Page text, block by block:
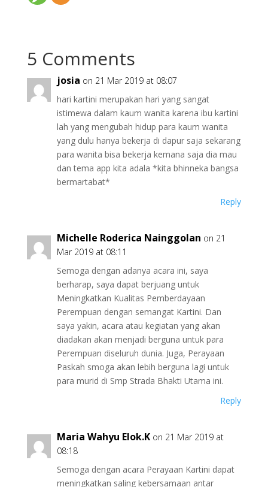
5 Comments
josia on 21 Mar 2019 at 08:07
hari kartini merupakan hari yang sangat
istimewa dalam kaum wanita karena ibu kartini
lah yang mengubah hidup para kaum wanita
yang dulu hanya bekerja di dapur saja sekarang
para wanita bisa bekerja kemana saja dia mau
dan tema app kita adala *kita bhinneka bangsa
bermartabat*
Reply
Michelle Roderica Nainggolan on 21
Mar 2019 at 08:11
Semoga dengan adanya acara ini, saya
berharap, saya dapat berjuang untuk
Meningkatkan Kualitas Pemberdayaan
Perempuan dengan semangat Kartini. Dan
saya yakin, acara atau kegiatan yang akan
diadakan akan menjadi berguna untuk para
Perempuan diseluruh dunia. Juga, Perayaan
Paskah smoga akan lebih berguna lagi untuk
para murid di Smp Strada Bhakti Utama ini.
Reply
Maria Wahyu Elok.K on 21 Mar 2019 at
08:18
Semoga dengan acara Perayaan Kartini dapat
meningkatkan saling kebersamaan antar